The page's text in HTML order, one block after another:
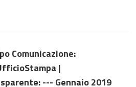
Comunicazione:
|
: --- Gennaio 2019